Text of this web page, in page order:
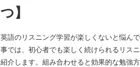
つ】
英語のリスニング学習が楽しくないと悩ん
事では、初心者でも楽しく続けられるリス
紹介します。組み合わせると効果的な勉強